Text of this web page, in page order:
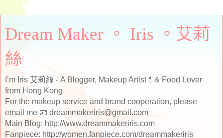
Dream Maker 。 Iris 。艾莉
絲
I’m Iris 艾莉絲 - A Blogger, Makeup Artist💄& Food Lover
from Hong Kong
For the makeup service and brand cooperation, please
email me 📧 dreammakeriris@gmail.com
Main Blog: http://www.dreammakeriris.com
Fanpiece: http://women.fanpiece.com/dreammakeriris